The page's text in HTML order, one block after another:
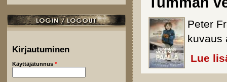
Kirjautuminen
Käyttäjätunnus *
Peter
kuvaus
Lue